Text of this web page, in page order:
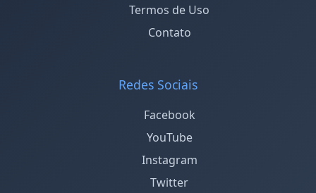
Termos de Uso
Contato
Redes Sociais
Facebook
YouTube
Instagram
Twitter